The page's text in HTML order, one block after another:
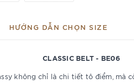
HƯỚNG DẪN CHỌN SIZE
CLASSIC BELT - BE06
không chỉ là chi tiết tô điểm,